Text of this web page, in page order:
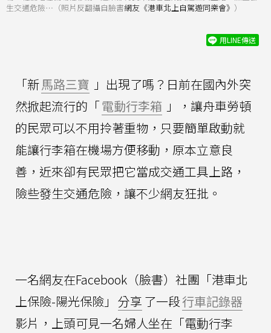
生交通危險⋯（照片反翻攝自臉書網友《港車北上自駕遊同樂會》 ）
用LINE傳送
「新馬路三寶 」出現了嗎？日前在國內外突
然掀起流行的「電動行李箱 」，讓舟車勞頓
的民眾可以不用拎著重物，只要簡單啟動就
能讓行李箱在機場方便移動，原本立意良
善，近來卻有民眾把它當成交通工具上路，
險些發生交通危險，讓不少網友狂批。
一名網友在Facebook（臉書）社團「港車北
上保險-陽光保險」 分享 了一段行車記錄器
影片，上頭可見一名婦人坐在「電動行李